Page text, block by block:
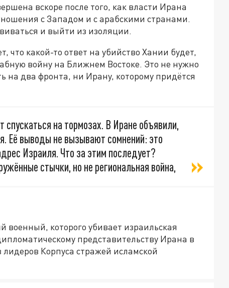
вскоре после того, как власти Ирана
с Западом и с арабскими странами.
и выйти из изоляции.
что какой-то ответ на убийство Хании будет,
войну на Ближнем Востоке. Это не нужно
на два фронта, ни Ирану, которому придётся
спускаться на тормозах. В Иране объявили,
Её выводы не вызывают сомнений: это
Израиля. Что за этим последует?
стычки, но не региональная война,
которого убивает израильская
представительству Ирана в
Корпуса стражей исламской